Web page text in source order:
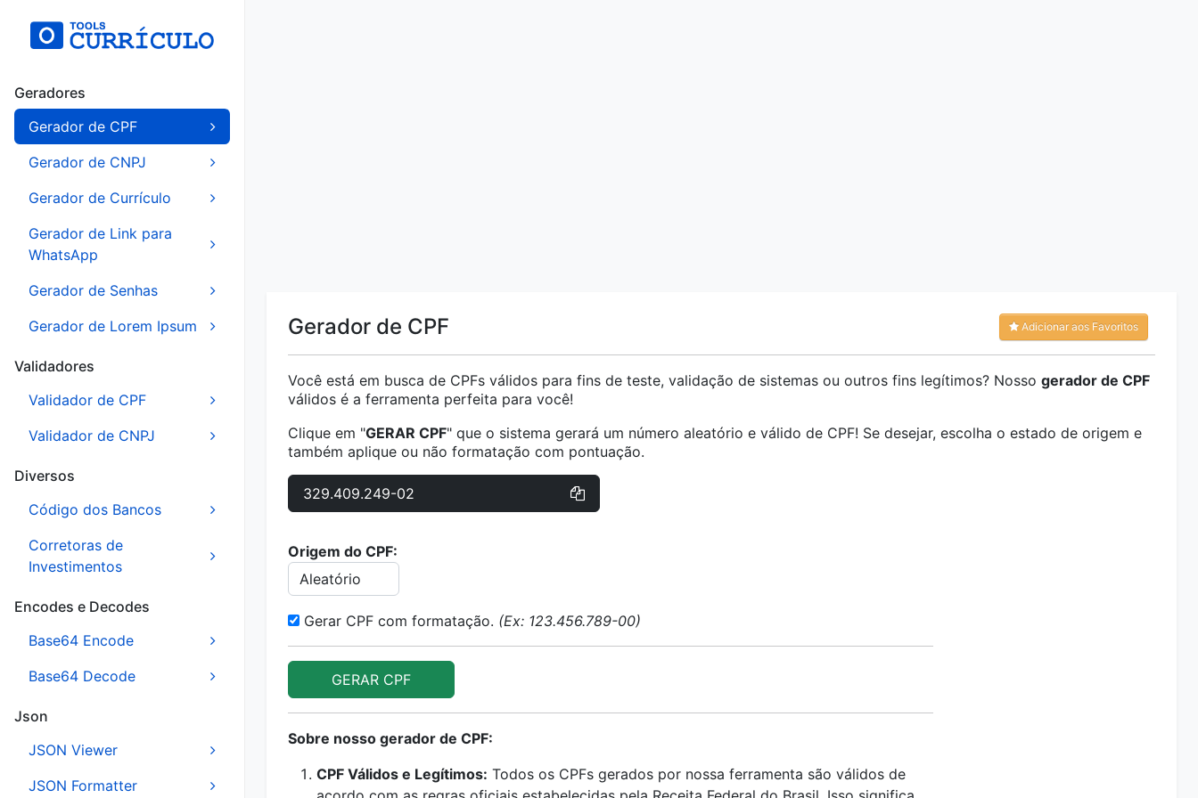
Geradores
Gerador de CPF
Gerador de CNPJ
Gerador de Currículo
Gerador de Link para
WhatsApp
Gerador de Senhas
Gerador de Lorem Ipsum
Validadores
Validador de CPF
Validador de CNPJ
Diversos
Código dos Bancos
Corretoras de
Investimentos
Encodes e Decodes
Base64 Encode
Base64 Decode
Json
JSON Viewer
JSON Formatter
Gerador de CPF Adicionar aos Favoritos
Você está em busca de CPFs válidos para fins de teste, validação de sistemas ou outros fins legítimos? Nosso gerador de CPF
válidos é a ferramenta perfeita para você!
Clique em "GERAR CPF" que o sistema gerará um número aleatório e válido de CPF! Se desejar, escolha o estado de origem e
também aplique ou não formatação com pontuação.
329.409.249-02
Origem do CPF:
Gerar CPF com formatação. (Ex: 123.456.789-00)
GERAR CPF
Sobre nosso gerador de CPF:
CPF Válidos e Legítimos: Todos os CPFs gerados por nossa ferramenta são válidos de